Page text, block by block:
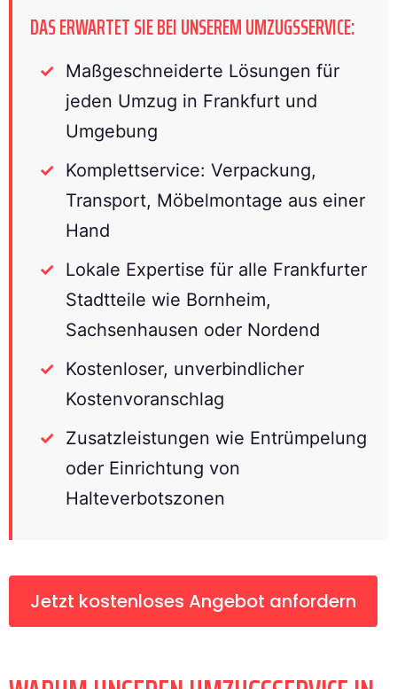
DAS ERWARTET SIE BEI UNSEREM UMZUGSSERVICE:
Maßgeschneiderte Lösungen für
jeden Umzug in Frankfurt und
Umgebung
Komplettservice: Verpackung,
Transport, Möbelmontage aus einer
Hand
Lokale Expertise für alle Frankfurter
Stadtteile wie Bornheim,
Sachsenhausen oder Nordend
Kostenloser, unverbindlicher
Kostenvoranschlag
Zusatzleistungen wie Entrümpelung
oder Einrichtung von
Halteverbotszonen
Jetzt kostenloses Angebot anfordern